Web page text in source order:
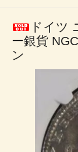
ドイツ
ー銀貨
ン